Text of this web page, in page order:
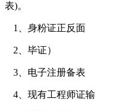
表)。
1 、身粉证正反面
2 毕证）
3 、电子注册备表
4 、现有工程师证输